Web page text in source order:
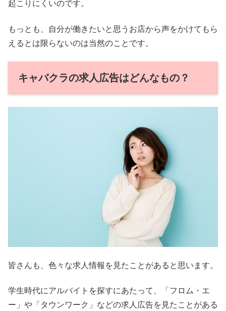
起こりにくいのです。
もっとも、自分が働きたいと思うお店から声をかけてもら
えるとは限らないのは当然のことです。
キャバクラの求人広告はどんなもの？
皆さんも、色々な求人情報を見たことがあると思います。
学生時代にアルバイトを探すにあたって、「フロム・エ
ー」や「タウンワーク」などの求人広告を見たことがある